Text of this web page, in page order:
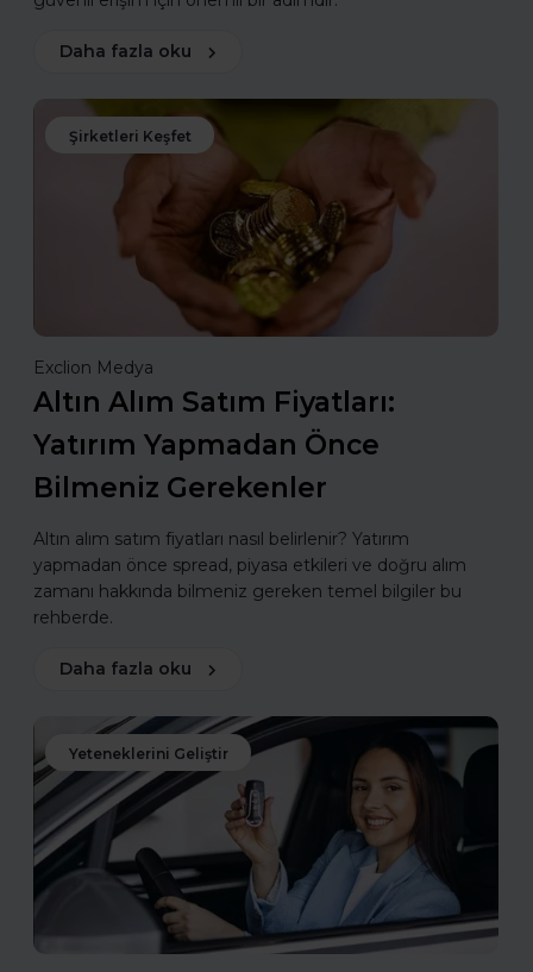
Daha fazla oku
Şirketleri Keşfet
Exclion Medya
Altın Alım Satım Fiyatları:
Yatırım Yapmadan Önce
Bilmeniz Gerekenler
Altın alım satım fiyatları nasıl belirlenir? Yatırım
yapmadan önce spread, piyasa etkileri ve doğru alım
zamanı hakkında bilmeniz gereken temel bilgiler bu
rehberde.
Daha fazla oku
Yeteneklerini Geliştir